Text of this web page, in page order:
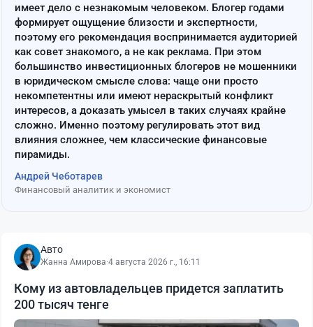
имеет дело с незнакомым человеком. Блогер годами
формирует ощущение близости и экспертности,
поэтому его рекомендация воспринимается аудиторией
как совет знакомого, а не как реклама. При этом
большинство инвестиционных блогеров не мошенники
в юридическом смысле слова: чаще они просто
некомпетентны или имеют нераскрытый конфликт
интересов, а доказать умысел в таких случаях крайне
сложно. Именно поэтому регулировать этот вид
влияния сложнее, чем классические финансовые
пирамиды.
Андрей Чеботарев
Финансовый аналитик и экономист
Авто
Жанна Амирова·4 августа 2026 г., 16:11
Кому из автовладельцев придется заплатить
200 тысяч тенге